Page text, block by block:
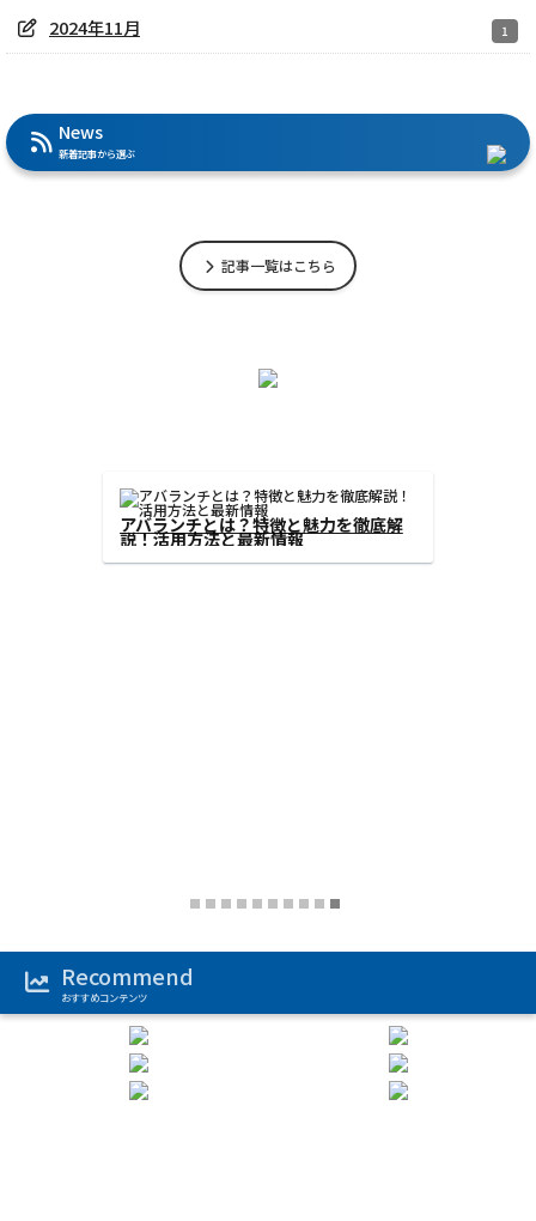
2024年11月 1
News
新着記事から選ぶ
記事一覧はこちら
リンクとは？分散型オラクル
ークの仕組みと活用事例
アバランチとは？特
説！活用方法と最新
Recommend
おすすめコンテンツ